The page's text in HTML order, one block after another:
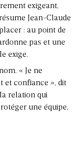
exigeant,
Jean-Claude
: au point de
pas et une
exige.
« Je ne
et confiance », dit
relation qui
une équipe,